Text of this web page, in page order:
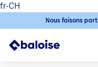
fr-CH
Nous faisons